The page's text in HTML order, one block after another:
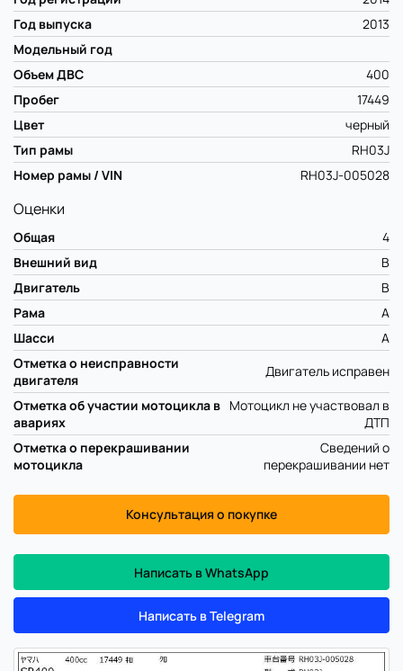
Год выпуска
2013
Модельный год
Объем ДВС
400
Пробег
17449
Цвет
черный
Тип рамы
RH03J
Номер рамы / VIN
RH03J-005028
Оценки
Общая
4
Внешний вид
B
Двигатель
B
Рама
A
Шасси
A
Отметка о неисправности
двигателя
Двигатель исправен
Отметка об участии мотоцикла в
авариях
Мотоцикл не участвовал в
ДТП
Отметка о перекрашивании
мотоцикла
Сведений о
перекрашивании нет
Консультация о покупке
Написать в WhatsApp
Написать в Telegram